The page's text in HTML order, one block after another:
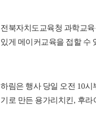
전북자치도교육청 과학교
있게 메이커교육을 접할 수
하림은 행사 당일 오전 10시
기로 만든 용가리치킨, 후라